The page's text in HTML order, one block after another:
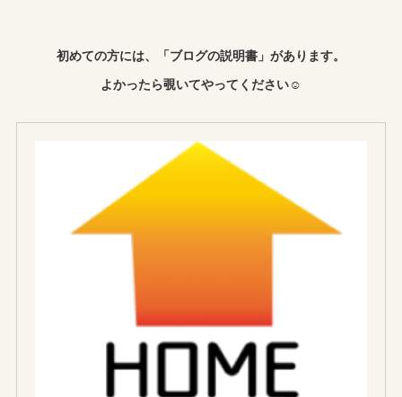
初めての方には、「ブログの説明書」があります。
よかったら覗いてやってください☺︎